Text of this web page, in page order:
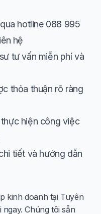
hotline 088 995
hệ
tư vấn miễn phí và
thỏa thuận rõ ràng
hiện công việc
tiết và hướng dẫn
kinh doanh tại Tuyên
Chúng tôi sẵn